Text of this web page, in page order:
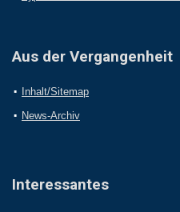
Aus der Vergangenheit
Inhalt/Sitemap
News-Archiv
Interessantes